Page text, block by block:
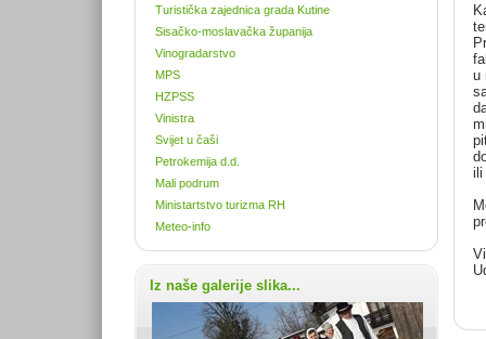
Turistička zajednica grada Kutine
Sisačko-moslavačka županija
Vinogradarstvo
MPS
HZPSS
Vinistra
Svijet u čaši
Petrokemija d.d.
Mali podrum
Ministartstvo turizma RH
Meteo-info
Iz naše galerije slika...
u
ili